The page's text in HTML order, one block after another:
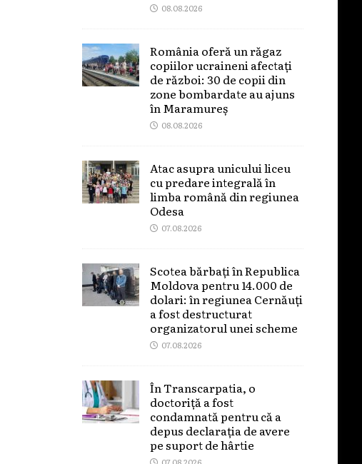
08.08.2026
România oferă un răgaz
copiilor ucraineni afectați
de război: 30 de copii din
zone bombardate au ajuns
în Maramureș
08.08.2026
Atac asupra unicului liceu
cu predare integrală în
limba română din regiunea
Odesa
07.08.2026
Scotea bărbați în Republica
Moldova pentru 14.000 de
dolari: în regiunea Cernăuți
a fost destructurat
organizatorul unei scheme
07.08.2026
În Transcarpatia, o
doctoriță a fost
condamnată pentru că a
depus declarația de avere
pe suport de hârtie
07.08.2026